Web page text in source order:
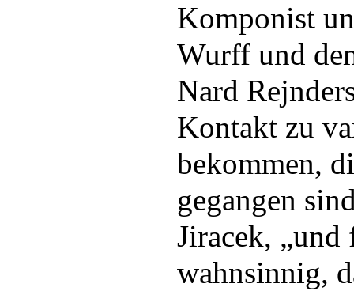
Komponist
Wurff und
Nard
Kontakt zu
bekommen,
gegangen
Jiracek, „und
wahnsinnig,